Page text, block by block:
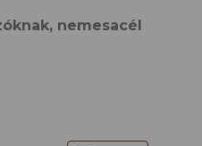
nemesacél